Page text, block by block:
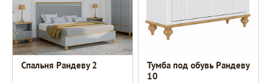
Спальня Рандеву 2
Тумба под обувь Рандеву
10